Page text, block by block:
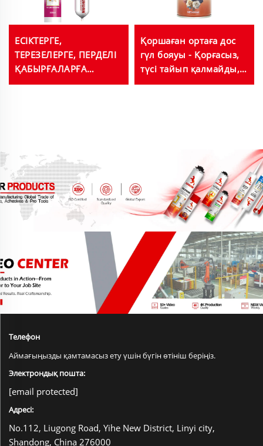
ЕСІКТЕРГЕ,
ТЕРЕЗЕЛЕРГЕ, ПЕРДЕЛІ
ҚАБЫРҒАЛАРҒА
АРНАЛҒАН ЖӘНЕ
Қоршаған ортаға дос
гүл бояуы - Қорғасыз,
түсі тайып қалмайды,
таза және сақталған
Телефон
Аймағыңызды қамтамасыз ету үшін бүгін өтініш беріңіз.
Электрондық пошта:
[email protected]
Адресі:
No.112, Liugong Road, Yihe New District, Linyi city,
Shandong, China 276000